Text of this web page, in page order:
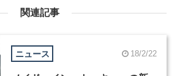
関連記事
ニュース 18/2/22